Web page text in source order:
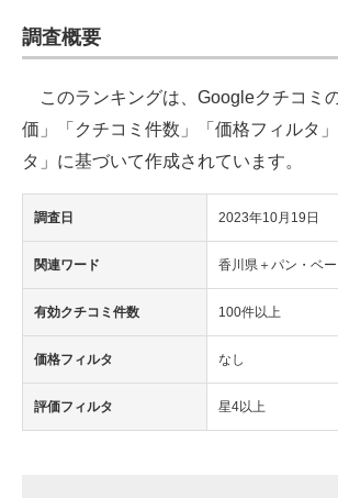
エレクトロニクス専門サイト
エネルギーの専門メディア
建設×テクノロジーの最前線
ちょっと気になるネットの話題
調査概要
このランキングは、Googleクチコミ
価」「クチコミ件数」「価格フィルタ
タ」に基づいて作成されています。
調査日 2023年10月19日
関連ワード 香川県＋パン・ベ
有効クチコミ件数 100件以上
価格フィルタ なし
評価フィルタ 星4以上